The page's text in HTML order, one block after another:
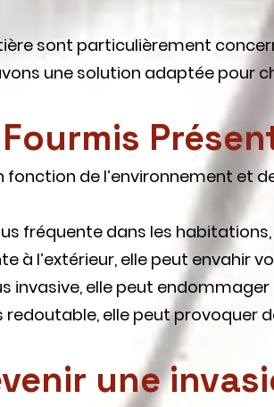
sont particulièrement
une solution adaptée pour
de l’environnement et
fréquente dans les
à l’extérieur, elle peut envahir
invasive, elle peut
redoutable, elle peut provoquer
une